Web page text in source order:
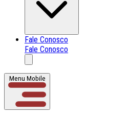
Fale Conosco
Fale Conosco
Menu Mobile